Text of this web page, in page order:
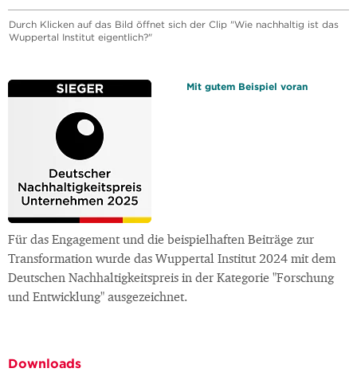
Durch Klicken auf das Bild öffnet sich der Clip "Wie nachhaltig ist das
Wuppertal Institut eigentlich?"
Mit gutem Beispiel voran
Für das Engagement und die beispielhaften Beiträge zur
Transformation wurde das Wuppertal Institut 2024 mit dem
Deutschen Nachhaltigkeitspreis in der Kategorie "Forschung
und Entwicklung" ausgezeichnet.
Downloads